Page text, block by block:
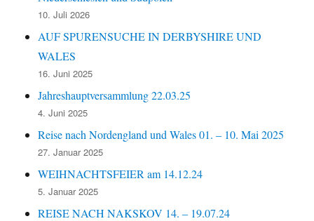
10. Juli 2026
AUF SPURENSUCHE IN DERBYSHIRE UND
WALES
16. Juni 2025
Jahreshauptversammlung 22.03.25
4. Juni 2025
Reise nach Nordengland und Wales 01. – 10. Mai 2025
27. Januar 2025
WEIHNACHTSFEIER am 14.12.24
5. Januar 2025
REISE NACH NAKSKOV 14. – 19.07.24